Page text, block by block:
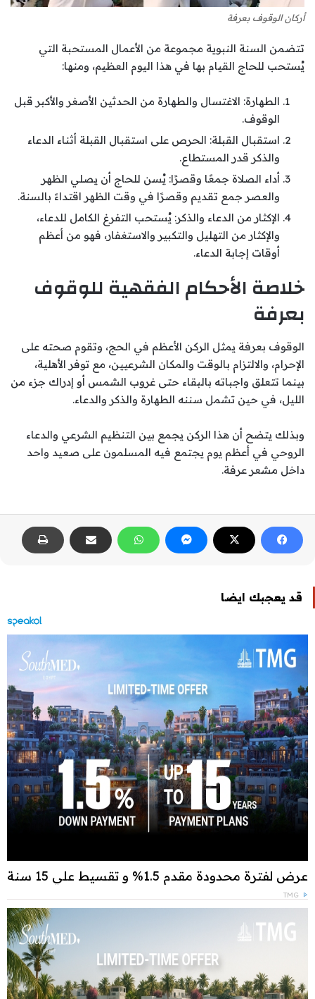
أركان الوقوف بعرفة
تتضمن السنة النبوية مجموعة من الأعمال المستحبة التي
يُستحب للحاج القيام بها في هذا اليوم العظيم، ومنها:
الطهارة: الاغتسال والطهارة من الحدثين الأصغر والأكبر قبل
الوقوف.
استقبال القبلة: الحرص على استقبال القبلة أثناء الدعاء
والذكر قدر المستطاع.
أداء الصلاة جمعًا وقصرًا: يُسن للحاج أن يصلي الظهر
والعصر جمع تقديم وقصرًا في وقت الظهر اقتداءً بالسنة.
الإكثار من الدعاء والذكر: يُستحب التفرغ الكامل للدعاء،
والإكثار من التهليل والتكبير والاستغفار، فهو من أعظم
أوقات إجابة الدعاء.
خلاصة الأحكام الفقهية للوقوف
بعرفة
الوقوف بعرفة يمثل الركن الأعظم في الحج، وتقوم صحته على
الإحرام، والالتزام بالوقت والمكان الشرعيين، مع توفر الأهلية،
بينما تتعلق واجباته بالبقاء حتى غروب الشمس أو إدراك جزء من
الليل، في حين تشمل سننه الطهارة والذكر والدعاء.
وبذلك يتضح أن هذا الركن يجمع بين التنظيم الشرعي والدعاء
الروحي في أعظم يوم يجتمع فيه المسلمون على صعيد واحد
داخل مشعر عرفة.
قد يعجبك ايضا
عرض لفترة محدودة مقدم 1.5% و تقسيط علي 15 سنة
TMG